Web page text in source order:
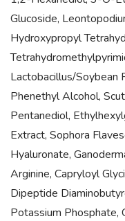
Glucoside,
Hydroxypropyl
Lactobacillus/Soybean
Phenethyl Alcohol,
Pentanediol,
Extract, Sophora
Hyaluronate,
Arginine, Capryloyl
Dipeptide
Potassium Phosphate,